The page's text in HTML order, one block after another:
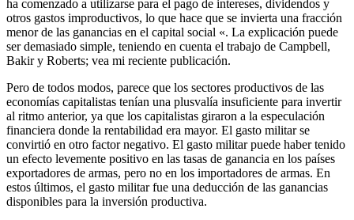
ha comenzado a utilizarse para el pago de intereses, dividendos y
otros gastos improductivos, lo que hace que se invierta una fracción
menor de las ganancias en el capital social «. La explicación puede
ser demasiado simple, teniendo en cuenta el trabajo de Campbell,
Bakir y Roberts; vea mi reciente publicación.
Pero de todos modos, parece que los sectores productivos de las
economías capitalistas tenían una plusvalía insuficiente para invertir
al ritmo anterior, ya que los capitalistas giraron a la especulación
financiera donde la rentabilidad era mayor. El gasto militar se
convirtió en otro factor negativo. El gasto militar puede haber tenido
un efecto levemente positivo en las tasas de ganancia en los países
exportadores de armas, pero no en los importadores de armas. En
estos últimos, el gasto militar fue una deducción de las ganancias
disponibles para la inversión productiva.